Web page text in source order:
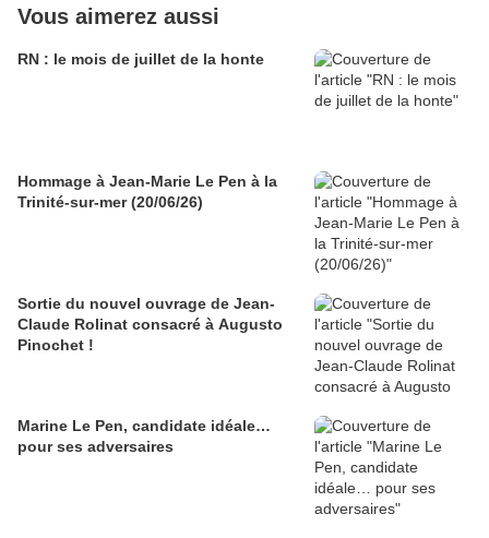
Vous aimerez aussi
RN : le mois de juillet de la honte
Hommage à Jean-Marie Le Pen à la
Trinité-sur-mer (20/06/26)
Sortie du nouvel ouvrage de Jean-
Claude Rolinat consacré à Augusto
Pinochet !
Marine Le Pen, candidate idéale…
pour ses adversaires